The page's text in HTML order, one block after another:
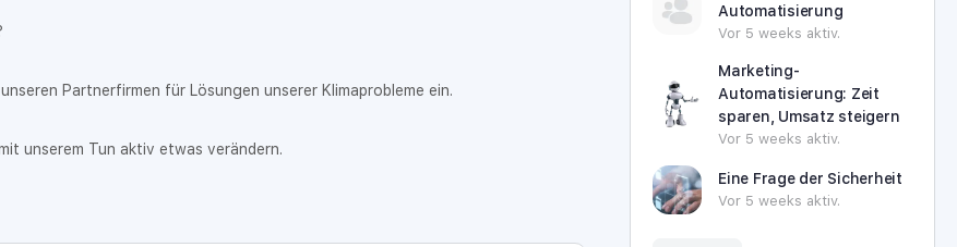
Partnerfirmen für Lösungen unserer Klimaprobleme ein.
unserem Tun aktiv etwas verändern.
Automatisierung
Vor 5 weeks aktiv.
Marketing-
Automatisierung: Zeit
sparen, Umsatz steigern
Vor 5 weeks aktiv.
Eine Frage der Sicherheit
Vor 5 weeks aktiv.